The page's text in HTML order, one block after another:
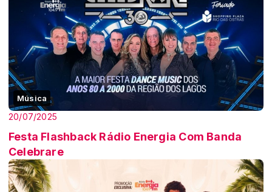
Música
20/07/2025
Festa Flashback Rádio Energia Com Banda
Celebrare